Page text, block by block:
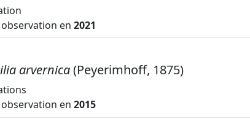
en 2021
arvernica(Peyerimhoff, 1875)
en 2015